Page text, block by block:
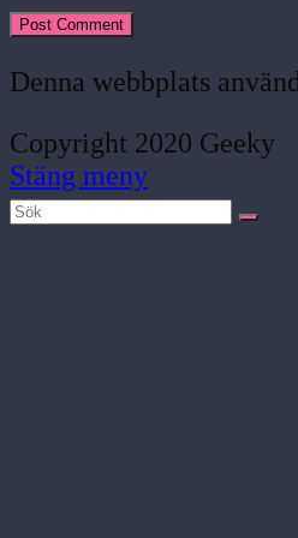
Denna webbplats
Copyright 2020 Geeky
Stäng meny